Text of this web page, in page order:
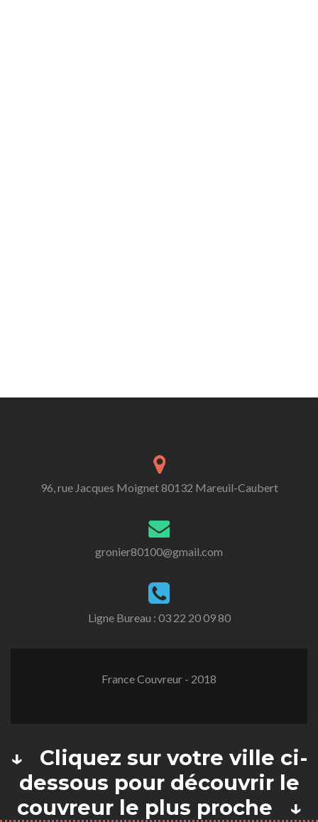
96, rue Jacques Moignet 80132 Mareuil-Caubert
gronier80100@gmail.com
Ligne Bureau : 03 22 20 09 80
France Couvreur - 2018
↓ Cliquez sur votre ville ci-
dessous pour découvrir le
couvreur le plus proche ↓